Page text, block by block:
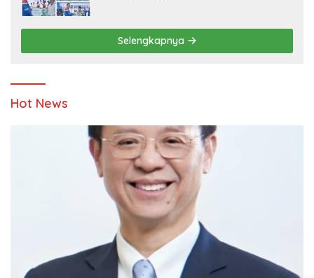
Pendidikan
Selengkapnya
Hot News